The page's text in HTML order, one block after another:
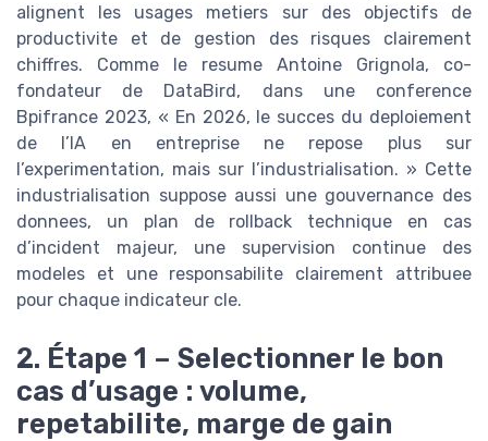
alignent les usages metiers sur des objectifs de
productivite et de gestion des risques clairement
chiffres. Comme le resume Antoine Grignola, co-
fondateur de DataBird, dans une conference
Bpifrance 2023, « En 2026, le succes du deploiement
de l’IA en entreprise ne repose plus sur
l’experimentation, mais sur l’industrialisation. » Cette
industrialisation suppose aussi une gouvernance des
donnees, un plan de rollback technique en cas
d’incident majeur, une supervision continue des
modeles et une responsabilite clairement attribuee
pour chaque indicateur cle.
2. Étape 1 – Selectionner le bon
cas d’usage : volume,
repetabilite, marge de gain